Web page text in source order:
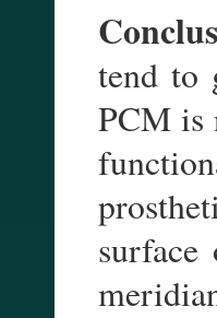
tend to
PCM is